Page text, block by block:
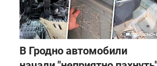
В Гродно автомобили